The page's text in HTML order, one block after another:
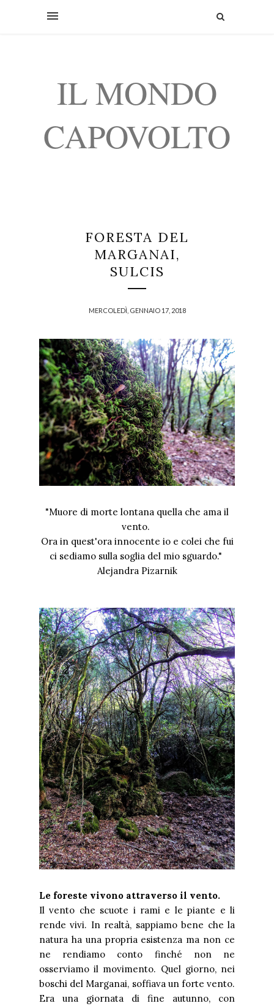
IL MONDO
CAPOVOLTO
FORESTA DEL
MARGANAI,
SULCIS
MERCOLEDÌ, GENNAIO 17, 2018
"Muore di morte lontana quella che ama il
vento.
Ora in quest'ora innocente io e colei che fui
ci sediamo sulla soglia del mio sguardo."
Alejandra Pizarnik
Le foreste vivono attraverso il vento.
Il vento che scuote i rami e le piante e li
rende vivi. In realtà, sappiamo bene che la
natura ha una propria esistenza ma non ce
ne rendiamo conto finché non ne
osserviamo il movimento. Quel giorno, nei
boschi del Marganai, soffiava un forte vento.
Era una giornata di fine autunno, con